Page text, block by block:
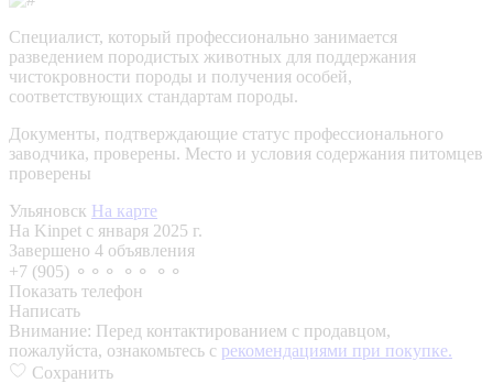
Специалист, который профессионально занимается
разведением породистых животных для поддержания
чистокровности породы и получения особей,
соответствующих стандартам породы.
Документы, подтверждающие статус профессионального
заводчика, проверены. Место и условия содержания питомцев
проверены
Ульяновск На карте
На Kinpet c января 2025 г.
Завершено 4 объявления
+7 (905) ⚬⚬⚬ ⚬⚬ ⚬⚬
Показать телефон
Написать
Внимание: Перед контактированием с продавцом,
пожалуйста, ознакомьтесь с рекомендациями при покупке.
Сохранить